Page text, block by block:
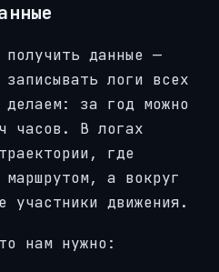
данные —
логи всех
за год можно
часов. В логах
где
а вокруг
участники движения.
нам нужно: